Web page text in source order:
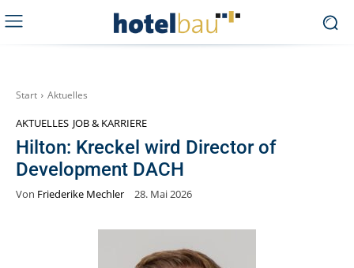
Start Aktuelles
AKTUELLES JOB & KARRIERE
Hilton: Kreckel wird Director of
Development DACH
Von Friederike Mechler 28. Mai 2026